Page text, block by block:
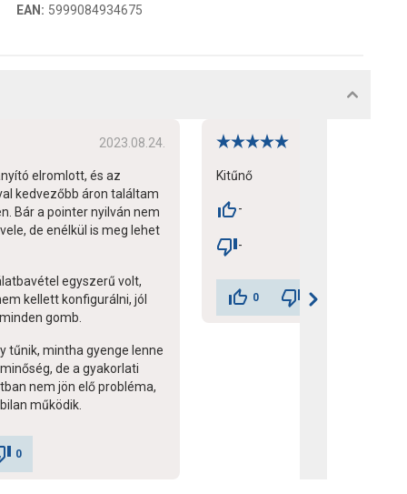
EAN : 5999084934675
2023.08.24.
elromlott, és az
kedvezőbb áron találtam
Bár a pointer nyilván nem
de enélkül is meg lehet
egyszerű volt,
kellett konfigurálni, jól
gomb.
tűnik, mintha gyenge lenne
de a gyakorlati
nem jön elő probléma,
működik.
0
Kitűnő
-
-
0 0